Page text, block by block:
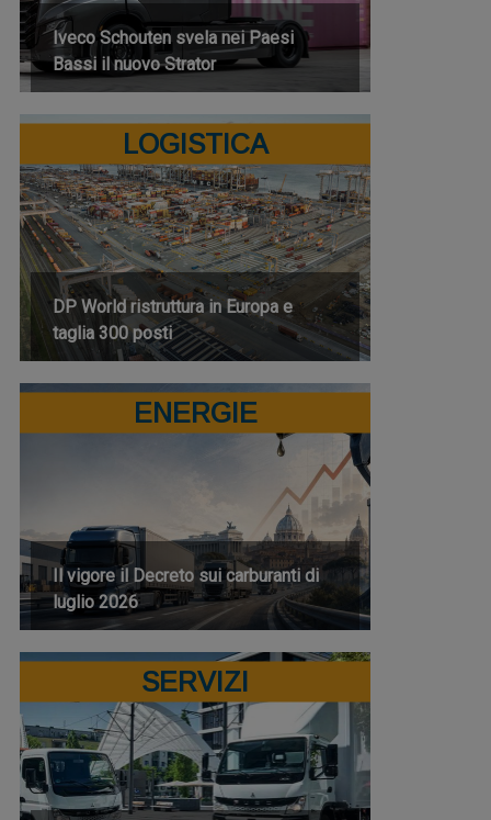
Iveco Schouten svela nei Paesi
Bassi il nuovo Strator
LOGISTICA
DP World ristruttura in Europa e
taglia 300 posti
ENERGIE
Il vigore il Decreto sui carburanti di
luglio 2026
SERVIZI